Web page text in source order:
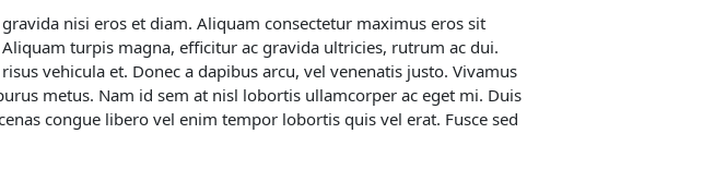
nisi eros et diam. Aliquam consectetur maximus eros sit
turpis magna, efficitur ac gravida ultricies, rutrum ac dui.
vehicula et. Donec a dapibus arcu, vel venenatis justo. Vivamus
metus. Nam id sem at nisl lobortis ullamcorper ac eget mi. Duis
congue libero vel enim tempor lobortis quis vel erat. Fusce sed